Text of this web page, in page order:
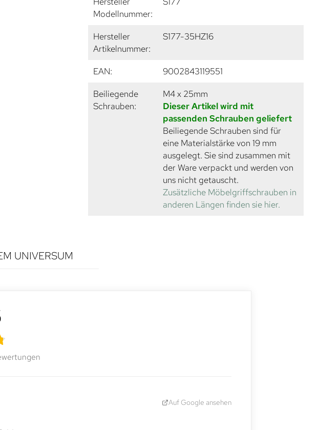
Modellnummer:
Hersteller
Artikelnummer:
S177-35HZ16
EAN:
9002843119551
Beiliegende
Schrauben:
M4 x 25mm
Dieser Artikel wird mit
passenden Schrauben geliefert
Beiliegende Schrauben sind für
eine Materialstärke von 19 mm
ausgelegt. Sie sind zusammen mit
der Ware verpackt und werden von
uns nicht getauscht.
Zusätzliche Möbelgriffschrauben in
anderen Längen finden sie hier.
UNIVERSUM
Auf Google ansehen